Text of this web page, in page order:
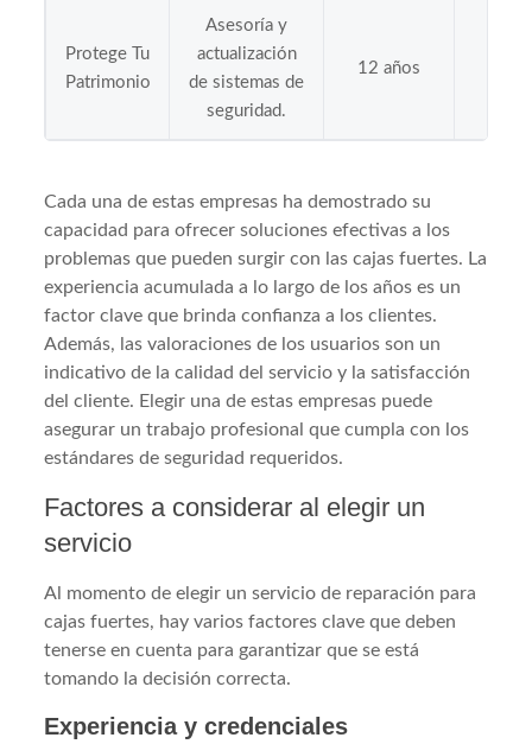
Protege Tu
Patrimonio
Asesoría y
actualización
de sistemas de
seguridad.
12 años
Cada una de estas empresas ha demostrado su
capacidad para ofrecer soluciones efectivas a los
problemas que pueden surgir con las cajas fuertes. La
experiencia acumulada a lo largo de los años es un
factor clave que brinda confianza a los clientes.
Además, las valoraciones de los usuarios son un
indicativo de la calidad del servicio y la satisfacción
del cliente. Elegir una de estas empresas puede
asegurar un trabajo profesional que cumpla con los
estándares de seguridad requeridos.
Factores a considerar al elegir un
servicio
Al momento de elegir un servicio de reparación para
cajas fuertes, hay varios factores clave que deben
tenerse en cuenta para garantizar que se está
tomando la decisión correcta.
Experiencia y credenciales